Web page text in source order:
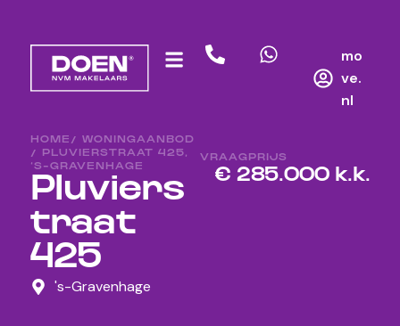
mo
ve.
nl
HOME / WONINGAANBOD
/ PLUVIERSTRAAT 425,
‘S-GRAVENHAGE
Pluviers
traat
425
's-Gravenhage
VRAAGPRIJS
€ 285.000 k.k.